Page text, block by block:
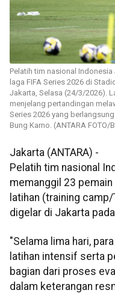
Pelatih tim nasional
laga FIFA Series 2026 di
Jakarta, Selasa (24/3/2026).
menjelang pertandingan
Series 2026 yang
Bung Karno. (ANTARA FOTO/
Jakarta (ANTARA) -
Pelatih tim nasional
memanggil 23
latihan (training
digelar di Jakarta
"Selama lima hari,
latihan intensif serta
bagian dari proses
dalam keterangan